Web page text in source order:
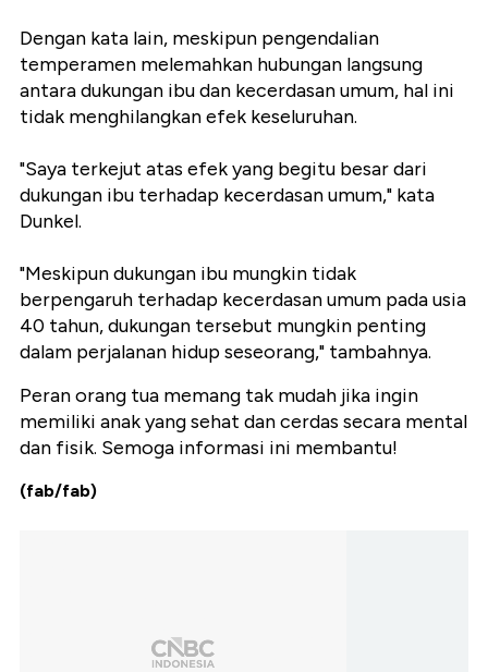
Dengan kata lain, meskipun pengendalian
temperamen melemahkan hubungan langsung
antara dukungan ibu dan kecerdasan umum, hal ini
tidak menghilangkan efek keseluruhan.
"Saya terkejut atas efek yang begitu besar dari
dukungan ibu terhadap kecerdasan umum," kata
Dunkel.
"Meskipun dukungan ibu mungkin tidak
berpengaruh terhadap kecerdasan umum pada usia
40 tahun, dukungan tersebut mungkin penting
dalam perjalanan hidup seseorang," tambahnya.
Peran orang tua memang tak mudah jika ingin
memiliki anak yang sehat dan cerdas secara mental
dan fisik. Semoga informasi ini membantu!
(fab/fab)